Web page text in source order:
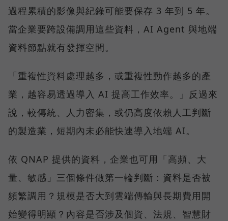
過程累積的影像與紀錄可能要保存 3 年到 5 年。
當企業要跨設備調用這些資料，AI Agent 與地端
資料節點就有發揮空間。
「重複性資料處理越多，或重複性動作越多的產
業，越容易透過導入 AI 提高工作效率。」反過來
說，較傳統、人力密集，或仍高度依賴人工判斷
的製造業，短期內未必能快速導入地端 AI。
依 QNAP 提供的資料，企業也可用「高頻、大
量、敏感」三個條件做第一輪判斷：資料是否被
頻繁調用？規模是否大到雲端傳輸與長期費用開
始變得明顯？內容是否涉及個資、法規、智慧財